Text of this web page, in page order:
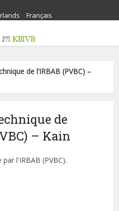
Français
de l’IRBAB (PVBC) –
de
– Kain
l'IRBAB (PVBC).